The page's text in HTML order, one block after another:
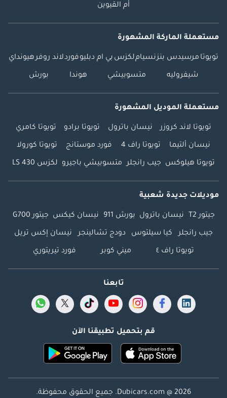
أم القيوين
مستعملة الماركة المشهورة
تويوتا مرسيدس بنزنسياملكزس بي ام دبليوفوردلاند روفرهيونداي
شيفروليه متسوبيشي هوندا بورش
مستعملة الموديل المشهورة
تويوتا لاند كروزر نيسان باترول تويوتا برادو تويوتا كامري
نيسان ألتيما تويوتا راف 4 فورد موستانج تويوتا كورولا
تويوتا هيلوكس جيب رانجلر متسوبيشي باجيرو لكزس LS 430
موديلات جديدة شعبية
جيتور T2 نيسان باترول بورش 911 نيسان كيكس جيتور G700
جيب رانجلر كيا سيلتوس دودج تشالينجر نيسان إكس تريل
تويوتا راف ٤ ميني كوبر فورد تيريتوري
تابعنا
قم بتحميل تطبيقنا الآن
Dubicars.com @ 2026. جميع الحقوق محفوظة.